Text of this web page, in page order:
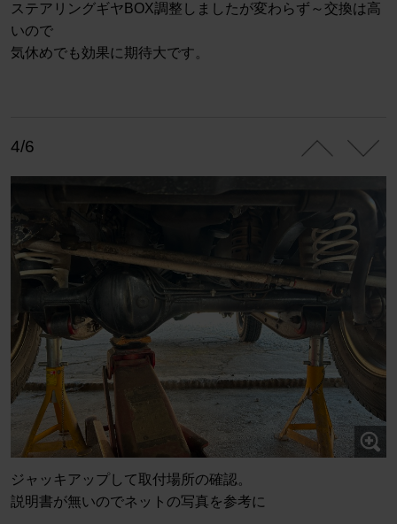
ステアリングギヤBOX調整しましたが変わらず～交換は高
いので
気休めでも効果に期待大です。
4/6
ジャッキアップして取付場所の確認。
説明書が無いのでネットの写真を参考に